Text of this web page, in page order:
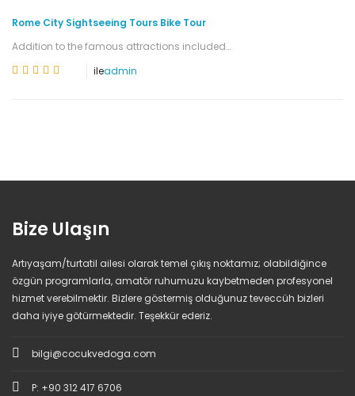
Rome City Sightseeing Tours Bike Tour
Addition to the famous attractions included…
ileadmin
Bize Ulaşın
Artıyaşam/turtatil ailesi olarak temel çıkış noktamız; olabildiğince
özgün programlarla, amatör ruhumuzu kaybetmeden profesyonel
hizmet verebilmektir. Bizlere göstermiş olduğunuz teveccüh bizleri
daha iyiye götürmektedir. Teşekkür ederiz.
bilgi@cocukvedoga.com
P: +90 312 417 6706